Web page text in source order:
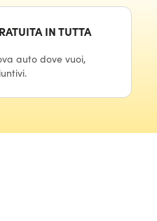
IN TUTTA
auto dove vuoi,